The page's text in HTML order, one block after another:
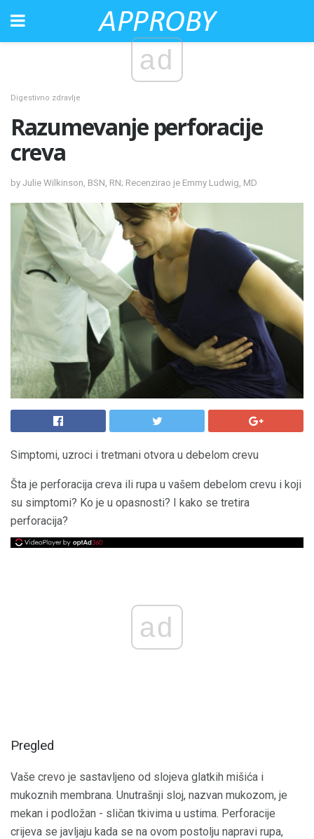
ad
Digestivno zdravlje
Razumevanje perforacije
creva
by Julie Wilkinson, BSN, RN; Recenzirao je Emmy Ludwig, MD
Simptomi, uzroci i tretmani otvora u debelom crevu
Šta je perforacija creva ili rupa u vašem debelom crevu i koji
su simptomi? Ko je u opasnosti? I kako se tretira
perforacija?
ad
Pregled
Vaše crevo je sastavljeno od slojeva glatkih mišića i
mukoznih membrana. Unutrašnji sloj, nazvan mukozom, je
mekan i podložan - sličan tkivima u ustima. Perforacije
crijeva se javljaju kada se na ovom postolju napravi rupa,